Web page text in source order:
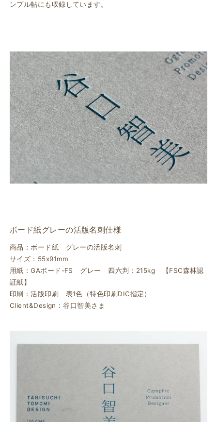
ンプル帖にも収録しています。
ボード紙グレーの活版名刺仕様
商品：ボード紙 グレーの活版名刺
サイズ：55x91mm
用紙：GAボード-FS グレー 四六判：215kg 【FSC森林認
証紙】
印刷：活版印刷 表1色（特色印刷DIC指定）
Client&Design：谷口智美さま